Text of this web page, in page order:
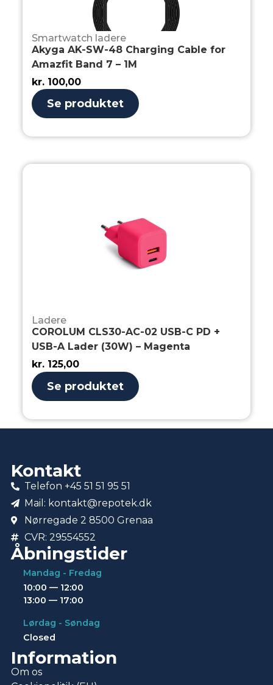
Smartwatch ladere
Akyga AK-SW-48 Charging Cable for
Amazfit Band 7 – 1M
kr. 100,00
Se produktet
Ladere
COROLUM CLS30-AC-02 USB-C PD +
USB-A Lader (30W) – Magenta
kr. 125,00
Se produktet
Kontakt
Telefon +45 51 51 95 51
Mail: kontakt@repotek.dk
Nørregade 2 8500 Grenaa
CVR: 29554552
Åbningstider
Mandag - Fredag
10:00 — 12:00
13:00 — 17:00
Lørdag - Søndag
Closed
Information
Om os